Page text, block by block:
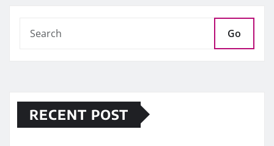
Go
RECENT POST